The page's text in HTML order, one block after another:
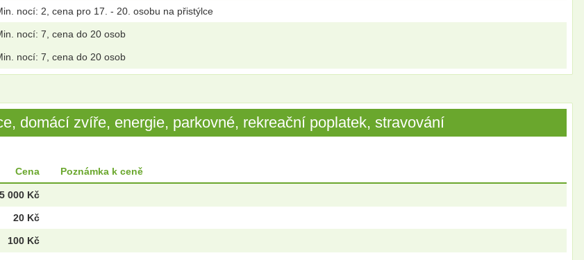
nocí: 2, cena pro 17. - 20. osobu na přistýlce
nocí: 7, cena do 20 osob
nocí: 7, cena do 20 osob
domácí zvíře, energie, parkovné, rekreační poplatek, stravování
Cena Poznámka k ceně
5 000 Kč
20 Kč
100 Kč